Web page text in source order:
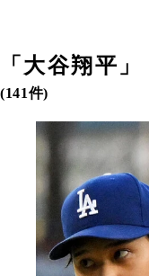
「 大谷翔平 」
(141件)